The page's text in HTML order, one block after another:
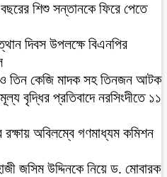
শিশু সন্তানকে ফিরে পেতে
দিবস উপলক্ষে বিএনপির
তিন কেজি মাদক সহ তিনজন আটক
বৃদ্ধির প্রতিবাদে নরসিংদীতে ১১
রক্ষায় অবিলম্বে গণমাধ্যম কমিশন
জসিম উদ্দিনকে নিয়ে ড. মোবারক